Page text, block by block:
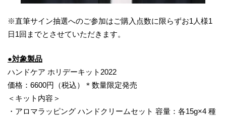
※直筆サイン抽選へのご参加はご購入点数に限らずお1人様1
日1回までとさせていただきます。
●対象製品
ハンドケア ホリデーキット2022
価格：6600円（税込）＊数量限定発売
＜キット内容＞
・アロマラッピング ハンドクリームセット 容量：各15g×4 種